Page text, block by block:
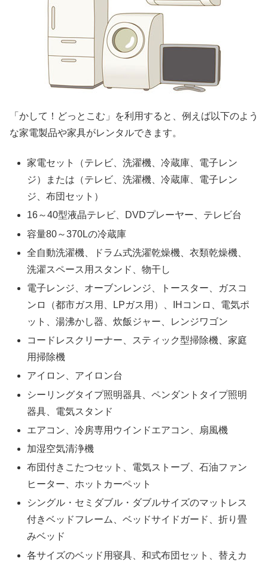
「かして！どっとこむ」を利用すると、例えば以下のよう
な家電製品や家具がレンタルできます。
家電セット（テレビ、洗濯機、冷蔵庫、電子レン
ジ）または（テレビ、洗濯機、冷蔵庫、電子レン
ジ、布団セット）
16～40型液晶テレビ、DVDプレーヤー、テレビ台
容量80～370Lの冷蔵庫
全自動洗濯機、ドラム式洗濯乾燥機、衣類乾燥機、
洗濯スペース用スタンド、物干し
電子レンジ、オーブンレンジ、トースター、ガスコ
ンロ（都市ガス用、LPガス用）、IHコンロ、電気ポ
ット、湯沸かし器、炊飯ジャー、レンジワゴン
コードレスクリーナー、スティック型掃除機、家庭
用掃除機
アイロン、アイロン台
シーリングタイプ照明器具、ペンダントタイプ照明
器具、電気スタンド
エアコン、冷房専用ウインドエアコン、扇風機
加湿空気清浄機
布団付きこたつセット、電気ストーブ、石油ファン
ヒーター、ホットカーペット
シングル・セミダブル・ダブルサイズのマットレス
付きベッドフレーム、ベッドサイドガード、折り畳
みベッド
各サイズのベッド用寝具、和式布団セット、替えカ